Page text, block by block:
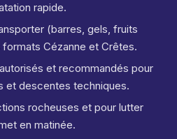
rapide.
(barres, gels, fruits
Cézanne et Crêtes.
et recommandés pour
et descentes techniques.
rocheuses et pour lutter
en matinée.